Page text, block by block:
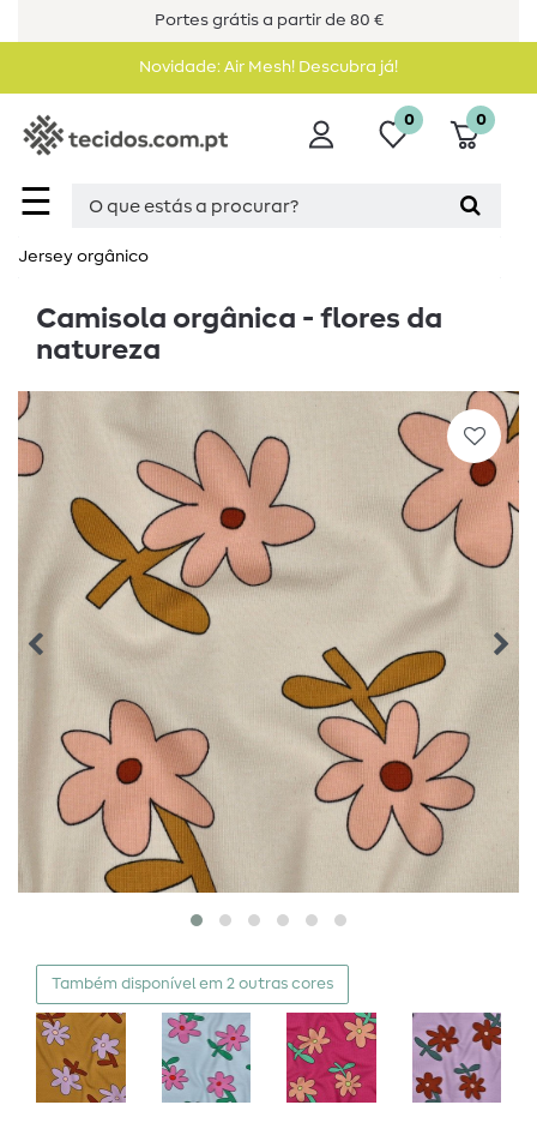
Portes grátis a partir de 80 €
Novidade: Air Mesh! Descubra já!
☰
0 0
Jersey orgânico
Camisola orgânica - flores da
natureza
Também disponível em 2 outras cores